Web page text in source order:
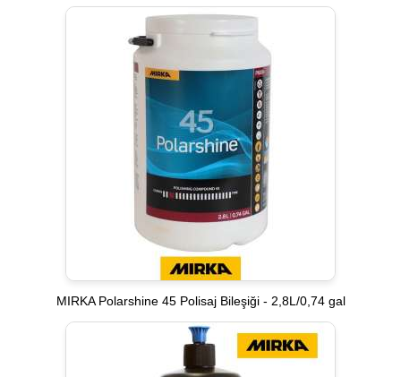
MIRKA Polarshine 45 Polisaj Bileşiği - 2,8L/0,74 gal